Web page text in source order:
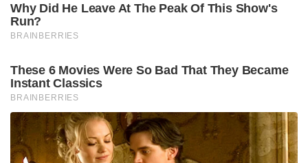
Why Did He Leave At The Peak Of This Show's
Run?
BRAINBERRIES
These 6 Movies Were So Bad That They Became
Instant Classics
BRAINBERRIES